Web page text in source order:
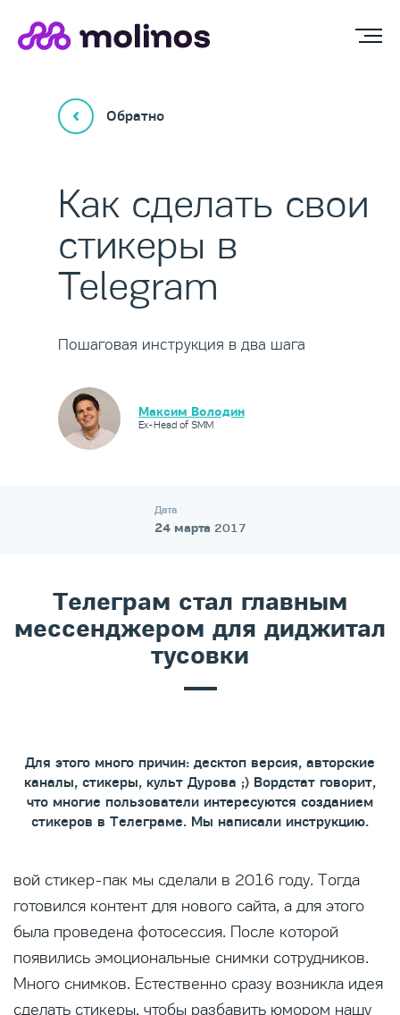
Обратно
​Как сделать свои
стикеры в
Telegram
Пошаговая инструкция в два шага
Максим Володин
Ex-Head of SMM
Дата
24 марта 2017
Телеграм стал главным
мессенджером для диджитал
тусовки
Для этого много причин: десктоп версия, авторские
каналы, стикеры, культ Дурова ;) Вордстат говорит,
что многие пользователи интересуются созданием
стикеров в Телеграме. Мы написали инструкцию.
вой стикер-пак мы сделали в 2016 году. Тогда
готовился контент для нового сайта, а для этого
была проведена фотосессия. После которой
появились эмоциональные снимки сотрудников.
Много снимков. Естественно сразу возникла идея
сделать стикеры, чтобы разбавить юмором нашу